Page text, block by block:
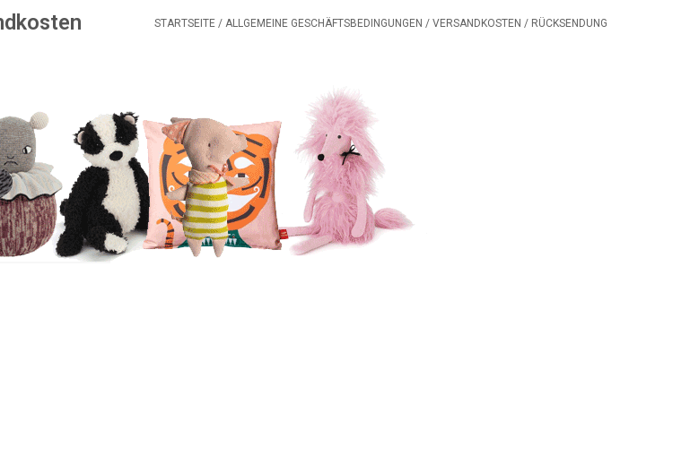
STARTSEITE / ALLGEMEINE GESCHÄFTSBEDINGUNGEN / VERSANDKOSTEN / RÜCKSENDUNG